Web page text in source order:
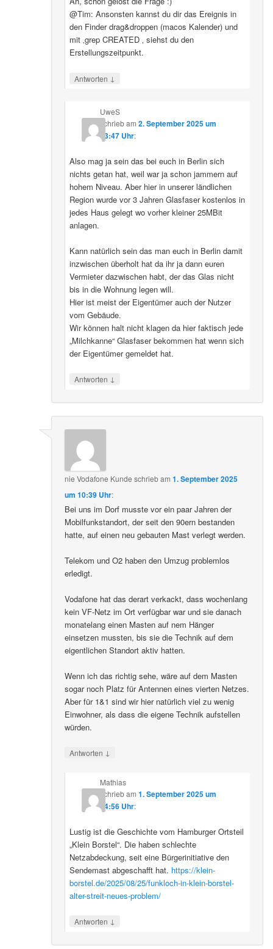
@Tim: Ansonsten kannst du dir das Ereignis in
den Finder drag&droppen (macos Kalender) und
mit ‚grep CREATED ‚ siehst du den
Erstellungszeitpunkt.
Antworten ↓
UweS
schriebam 2. September 2025 um
13:47 Uhr:
Also mag ja sein das bei euch in Berlin sich
nichts getan hat, weil war ja schon jammern auf
hohem Niveau. Aber hier in unserer ländlichen
Region wurde vor 3 Jahren Glasfaser kostenlos in
jedes Haus gelegt wo vorher kleiner 25MBit
anlagen.
Kann natürlich sein das man euch in Berlin damit
inzwischen überholt hat da ihr ja dann euren
Vermieter dazwischen habt, der das Glas nicht
bis in die Wohnung legen will.
Hier ist meist der Eigentümer auch der Nutzer
vom Gebäude.
Wir können halt nicht klagen da hier faktisch jede
„Milchkanne“ Glasfaser bekommen hat wenn sich
der Eigentümer gemeldet hat.
Antworten ↓
nie Vodafone Kunde schriebam1. September 2025
um 10:39 Uhr:
Bei uns im Dorf musste vor ein paar Jahren der
Mobilfunkstandort, der seit den 90ern bestanden
hatte, auf einen neu gebauten Mast verlegt werden.
Telekom und O2 haben den Umzug problemlos
erledigt.
Vodafone hat das derart verkackt, dass wochenlang
kein VF-Netz im Ort verfügbar war und sie danach
monatelang einen Masten auf nem Hänger
einsetzen mussten, bis sie die Technik auf dem
eigentlichen Standort aktiv hatten.
Wenn ich das richtig sehe, wäre auf dem Masten
sogar noch Platz für Antennen eines vierten Netzes.
Aber für 1&1 sind wir hier natürlich viel zu wenig
Einwohner, als dass die eigene Technik aufstellen
würden.
Antworten ↓
Mathias
schriebam 1. September 2025 um
14:56 Uhr:
Lustig ist die Geschichte vom Hamburger Ortsteil
„Klein Borstel“. Die haben schlechte
Netzabdeckung, seit eine Bürgerinitiative den
Sendemast abgeschafft hat. https://klein-
borstel.de/2025/08/25/funkloch-in-klein-borstel-
alter-streit-neues-problem/
Antworten ↓